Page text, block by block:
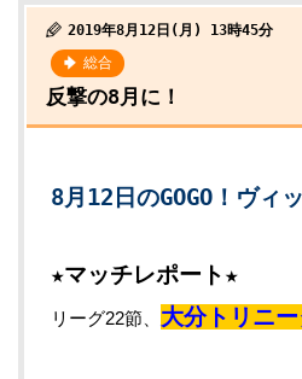
2019年8月12日(月) 13時45分
総合
反撃の8月に！
8月12日のGOGO！ヴィ
★マッチレポート★
リーグ22節、 大分トリニー